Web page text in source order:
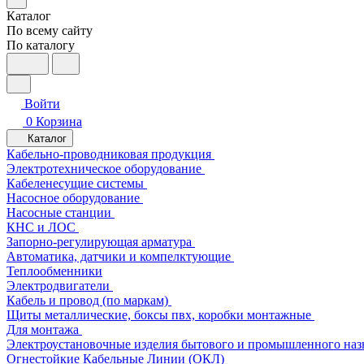
Каталог
По всему сайту
По каталогу
Войти
0 Корзина
Каталог
Кабельно-проводниковая продукция
Электротехническое оборудование
Кабеленесущие системы
Насосное оборудование
Насосные станции
КНС и ЛОС
Запорно-регулирующая арматура
Автоматика, датчики и компелктующие
Теплообменники
Электродвигатели
Кабель и провод (по маркам)
Щиты металлические, боксы пвх, коробки монтажные
Для монтажа
Электроустановочные изделия бытового и промышленного
Огнестойкие Кабельные Линии (ОКЛ)